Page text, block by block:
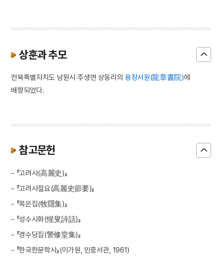
상훈과 추모
전북특별자치도 남원시 주생면 상동리의용장서원(龍章書院)에
배향되었다.
참고문헌
- 『고려사(高麗史)』
- 『고려사절요(高麗史節要)』
- 『목은집(牧隱集)』
- 『성수시화(惺叟詩話)』
- 『경수당집(警修堂集)』
- 『한국한문학사』(이가원, 민중서관, 1961)